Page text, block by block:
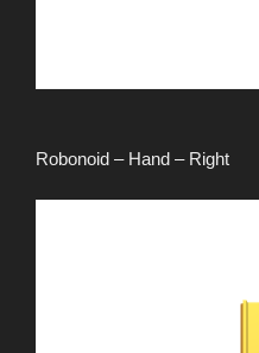
Robonoid – Hand – Right